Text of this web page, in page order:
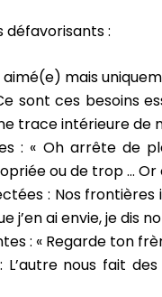
défavorisants :
aimé(e) mais
sont ces besoins
trace intérieure de
: « Oh arrête de
ou de trop …
: Nos
j’en ai envie, je dis
: « Regarde ton
nous fait